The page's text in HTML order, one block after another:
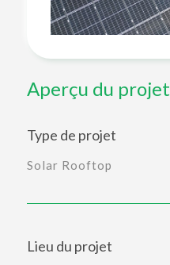
Aperçu du projet
Type de projet
Solar Rooftop
Lieu du projet